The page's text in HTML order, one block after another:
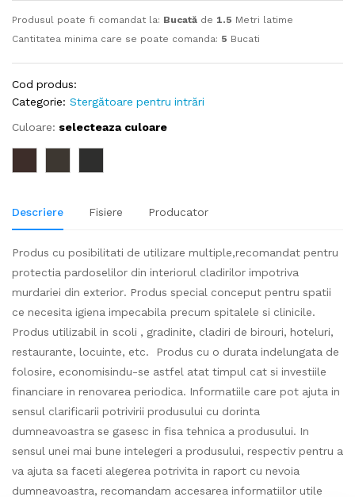
Produsul poate fi comandat la: Bucată de 1.5 Metri latime
Cantitatea minima care se poate comanda: 5 Bucati
Cod produs:
Categorie: Stergătoare pentru intrări
Culoare: selecteaza culoare
Descriere Fisiere Producator
Produs cu posibilitati de utilizare multiple,recomandat pentru
protectia pardoselilor din interiorul cladirilor impotriva
murdariei din exterior. Produs special conceput pentru spatii
ce necesita igiena impecabila precum spitalele si clinicile.
Produs utilizabil in scoli , gradinite, cladiri de birouri, hoteluri,
restaurante, locuinte, etc. Produs cu o durata indelungata de
folosire, economisindu-se astfel atat timpul cat si investiile
financiare in renovarea periodica. Informatiile care pot ajuta in
sensul clarificarii potrivirii produsului cu dorinta
dumneavoastra se gasesc in fisa tehnica a produsului. In
sensul unei mai bune intelegeri a produsului, respectiv pentru a
va ajuta sa faceti alegerea potrivita in raport cu nevoia
dumneavoastra, recomandam accesarea informatiilor utile